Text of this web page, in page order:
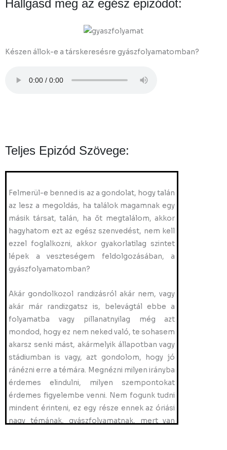
Hallgasd meg az egész epizódot:
Készen állok-e a társkeresésre gyászfolyamatomban?
Teljes Epizód Szövege:
Felmerül-e benned is az a gondolat, hogy talán
az lesz a megoldás, ha találok magamnak egy
másik társat, talán, ha őt megtalálom, akkor
hagyhatom ezt az egész szenvedést, nem kell
ezzel foglalkozni, akkor gyakorlatilag szintet
lépek a veszteségem feldolgozásában, a
gyászfolyamatomban?
Akár gondolkozol randizásról akár nem, vagy
akár már randizgatsz is, belevágtál ebbe a
folyamatba vagy pillanatnyilag még azt
mondod, hogy ez nem neked való, te sohasem
akarsz senki mást, akármelyik állapotban vagy
stádiumban is vagy, azt gondolom, hogy jó
ránézni erre a témára. Megnézni milyen irányba
érdemes elindulni, milyen szempontokat
érdemes figyelembe venni. Nem fogunk tudni
mindent érinteni, ez egy része ennek az óriási
nagy témának, gyászfolyamatnak, mert van